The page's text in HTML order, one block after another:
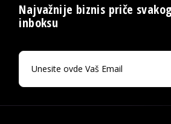
Najvažnije biznis priče
inboksu